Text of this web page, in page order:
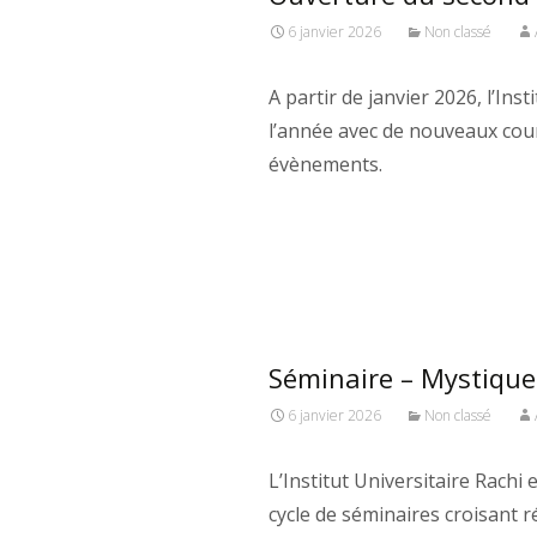
6 janvier 2026 Non classé
A partir de janvier 2026,
l’année avec de nouveaux
évènements.
Séminaire –
6 janvier 2026 Non classé
L’Institut Universitaire
cycle de séminaires croisant